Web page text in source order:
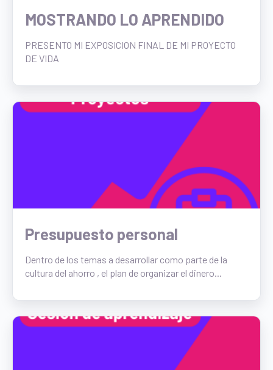
MOSTRANDO LO APRENDIDO
PRESENTO MI EXPOSICION FINAL DE MI PROYECTO
DE VIDA
Presupuesto personal
Dentro de los temas a desarrollar como parte de la
cultura del ahorro , el plan de organizar el dinero...